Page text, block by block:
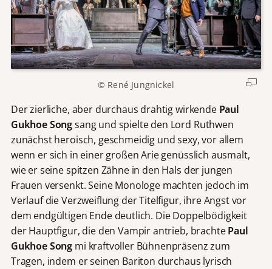
© René Jungnickel
Der zierliche, aber durchaus drahtig wirkende Paul
Gukhoe Songsang und spielte den Lord Ruthwen
zunächst heroisch, geschmeidig und sexy, vor allem
wenn er sich in einer großen Arie genüsslich ausmalt,
wie er seine spitzen Zähne in den Hals der jungen
Frauen versenkt. Seine Monologe machten jedoch im
Verlauf die Verzweiflung der Titelfigur, ihre Angst vor
dem endgültigen Ende deutlich. Die Doppelbödigkeit
der Hauptfigur, die den Vampir antrieb, brachtePaul
Gukhoe Song mi kraftvoller Bühnenpräsenz zum
Tragen, indem er seinen Bariton durchaus lyrisch